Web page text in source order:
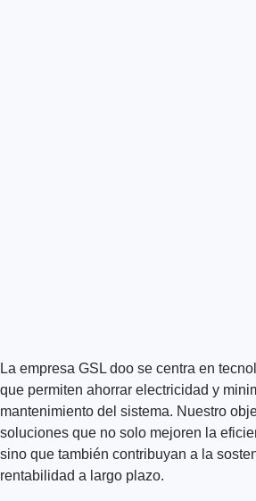
La empresa GSL doo se centra en
que permiten ahorrar electricidad y
mantenimiento del sistema. Nuestro
soluciones que no solo mejoren la
sino que también contribuyan a la
rentabilidad a largo plazo.